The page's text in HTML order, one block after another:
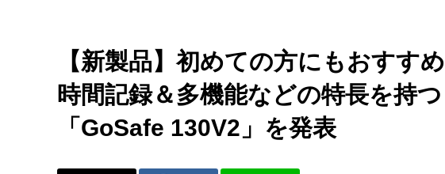
【新製品】初めての方にもおすす
時間記録＆多機能などの特長を持
「GoSafe 130V2」を発表